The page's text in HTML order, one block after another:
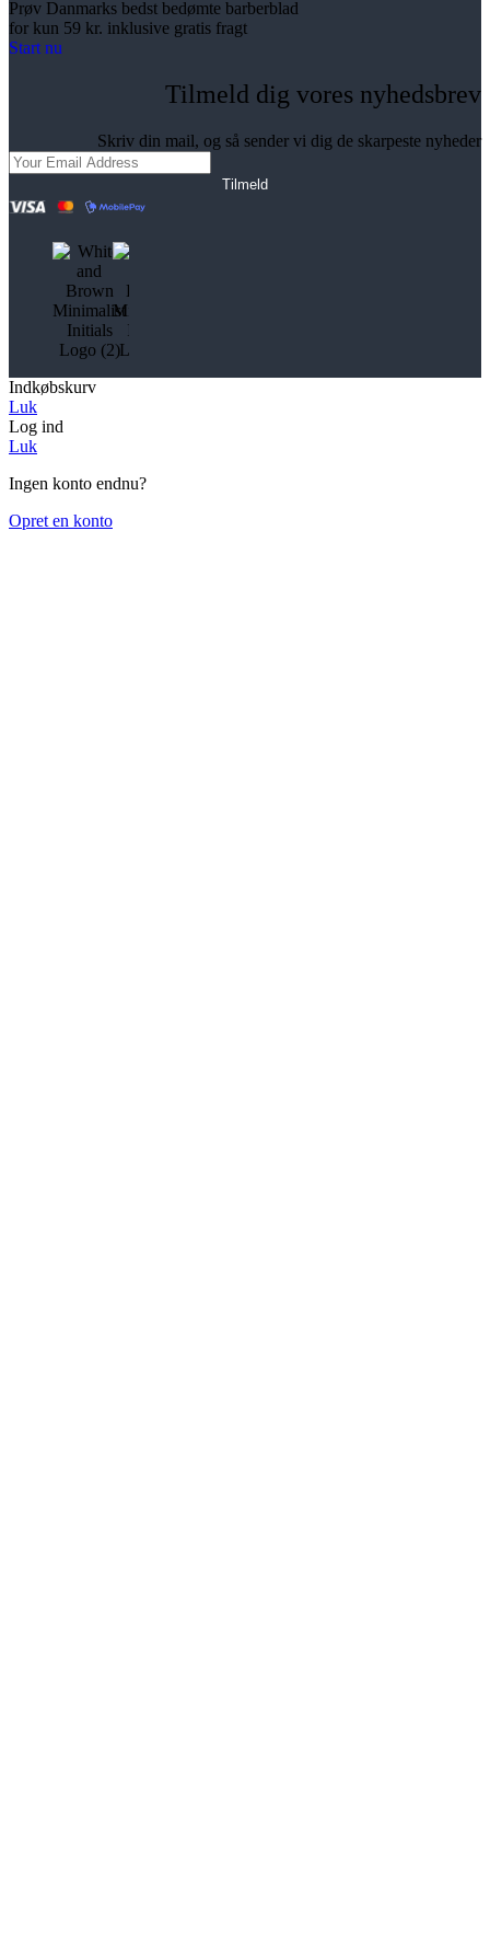
Prøv Danmarks bedst bedømte barberblad
for kun 59 kr. inklusive gratis fragt
Start nu
Tilmeld dig vores nyhedsbrev
Skriv din mail, og så sender vi dig de skarpeste nyheder
Tilmeld
Indkøbskurv
Luk
Log ind
Luk
Ingen konto endnu?
Opret en konto